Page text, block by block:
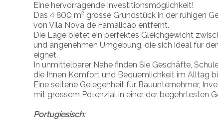
Eine hervorragende Investitionsmöglichkeit!
Das 4 800 m² grosse Grundstück in der ruhigen
von Vila Nova de Famalicão entfernt.
Die Lage bietet ein perfektes Gleichgewicht
und angenehmen Umgebung, die sich ideal für
eignet.
In unmittelbarer Nähe finden Sie Geschäfte,
die Ihnen Komfort und Bequemlichkeit im Alltag
Eine seltene Gelegenheit für Bauunternehmer,
mit grossem Potenzial in einer der begehrtesten
Portugiesisch: